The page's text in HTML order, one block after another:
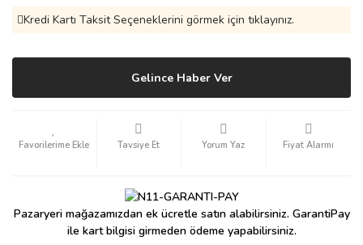
Kredi Kartı Taksit Seçeneklerini görmek için tıklayınız.
Gelince Haber Ver
Tavsiye Et Yorum Yaz Fiyat Alarmı
Pazaryeri mağazamızdan ek ücretle satın alabilirsiniz. GarantiPay
ile kart bilgisi girmeden ödeme yapabilirsiniz.